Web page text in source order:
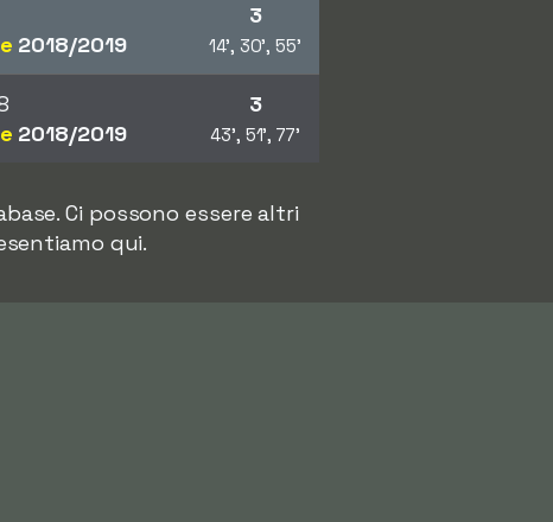
2018/2019
3
14', 30', 55'
2018/2019
3
43', 51', 77'
Ci possono essere altri
qui.